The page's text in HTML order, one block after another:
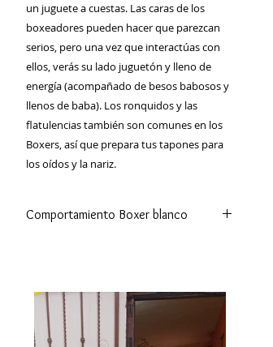
un juguete a cuestas. Las caras de los
boxeadores pueden hacer que parezcan
serios, pero una vez que interactúas con
ellos, verás su lado juguetón y lleno de
energía (acompañado de besos babosos y
llenos de baba). Los ronquidos y las
flatulencias también son comunes en los
Boxers, así que prepara tus tapones para
los oídos y la nariz.
Comportamiento Boxer blanco
momento. Es muy obediente y nunca
se cansará de jugar con los niños.